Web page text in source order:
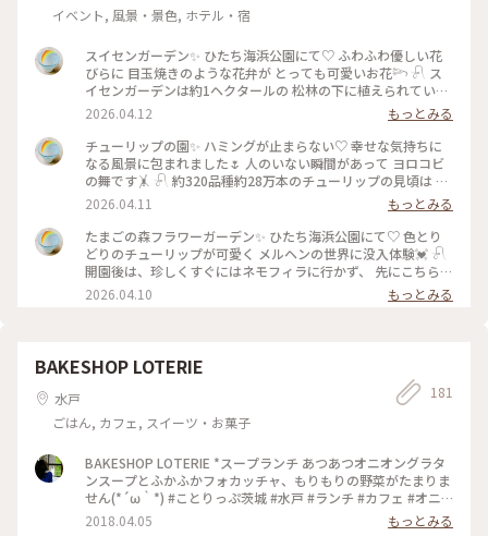
イベント, 風景・景色, ホテル・宿
スイセンガーデン✨ ひたち海浜公園にて♡ ふわふわ優しい花
びらに 目玉焼きのような花弁が とっても可愛いお花𓆸 𓍯 ス
イセンガーデンは約1ヘクタールの 松林の下に植えられている
そうです♪ スイセン越しに桜🌸が見えたり、 ムスカリ🪻を割
って咲いてたり（笑） とても素敵な風景に出会えました･ᴗ･
𓍯 今回のひたち海浜公園、 ちと早めの訪問でしたが ネモフィ
ラ・チューリップ・スイセン どれもしっかり楽しめた事が 嬉
しい春の花旅でした𖤣𖥧𖥣𖡡𖥧𖤣 #ひたち海浜公園 #スイセンガーデ
2026.04.12
もっとみる
チューリップの園✨ ハミングが止まらない♡ 幸せな気持ちに
なる風景に包まれました🌷 人のいない瞬間があって ヨロコビ
の舞です🤸 𓍯 約320品種約28万本のチューリップの見頃は ま
だまだこれからです･ᴗ･ つぼみもたくさんあったので、ぜひぜ
ひ🌷 #ひたち海浜公園 #たまごの森フラワーガーデン #チュー
リップ #ムスカリ #メルヘンの世界 #平日ららら #ちいさな列
車旅
2026.04.11
もっとみる
たまごの森フラワーガーデン✨ ひたち海浜公園にて♡ 色とり
どりのチューリップが可愛く メルヘンの世界に没入体験💓 𓍯
開園後は、珍しくすぐにはネモフィラに行かず、 先にこちらの
チューリップへ直行🌷🌷🌷 それが大正解、ガラッガラでした
（笑） （後からのネモフィラも空いてたけど😂） 小さな風車
ムスカリ #風車 #メルヘンの世界 #平日ららら #ちいさな列車
旅
2026.04.10 もっとみる
BAKESHOP LOTERIE
水戸
ごはん, カフェ, スイーツ・お菓子
181
BAKESHOP LOTERIE *スープランチ あつあつオニオングラタ
ンスープとふかふかフォカッチャ、もりもりの野菜がたまりま
せん(*´ω｀*) #ことりっぷ茨城 #水戸 #ランチ #カフェ #オニ
オングラタンスープ #フォカッチャ #千波湖 #偕楽園
2018.04.05
もっとみる